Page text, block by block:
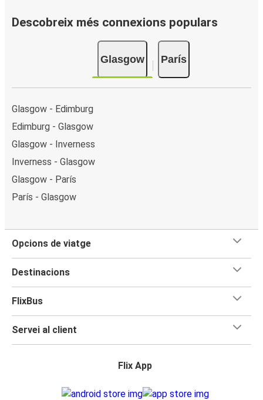
Descobreix més connexions populars
Glasgow París
Glasgow - Edimburg
Edimburg - Glasgow
Glasgow - Inverness
Inverness - Glasgow
Glasgow - París
París - Glasgow
Opcions de viatge
Destinacions
FlixBus
Servei al client
Flix App